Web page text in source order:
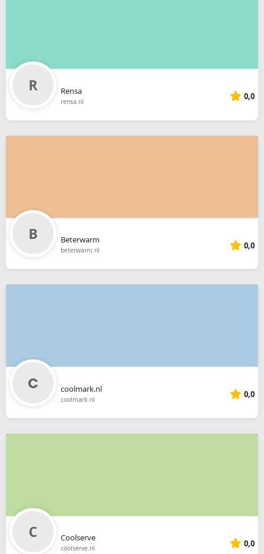
Rensa
rensa.nl 0,0
Beterwarm
beterwarm.nl 0,0
coolmark.nl
coolmark.nl 0,0
Coolserve
coolserve.nl 0,0